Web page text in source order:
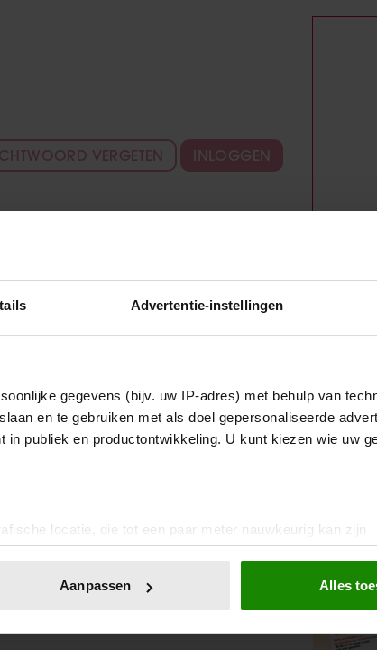
Advertentie-instellingen
gegevens (bijv. uw IP-adres) met behulp van
en te gebruiken met als doel gepersonaliseerde
in publiek en productontwikkeling. U kunt kiezen wie uw
locatie, die tot een paar meter nauwkeurig kan zijn
te scannen op specifieke eigenschappen (fingerprinting)
in de Cookieverklaring.
te personaliseren, om functies voor social media te
Aanpassen Alles
VERGETEN INLOGGEN